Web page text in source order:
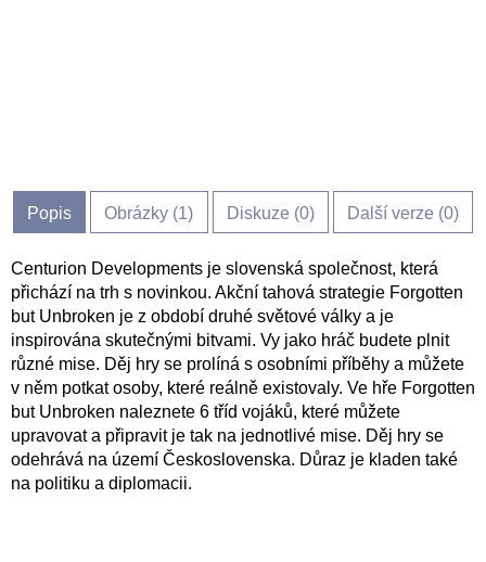
Popis Obrázky (1) Diskuze (0) Další verze (0)
Centurion Developments je slovenská společnost, která
přichází na trh s novinkou. Akční tahová strategie Forgotten
but Unbroken je z období druhé světové války a je
inspirována skutečnými bitvami. Vy jako hráč budete plnit
různé mise. Děj hry se prolíná s osobními příběhy a můžete
v něm potkat osoby, které reálně existovaly. Ve hře Forgotten
but Unbroken naleznete 6 tříd vojáků, které můžete
upravovat a připravit je tak na jednotlivé mise. Děj hry se
odehrává na území Československa. Důraz je kladen také
na politiku a diplomacii.